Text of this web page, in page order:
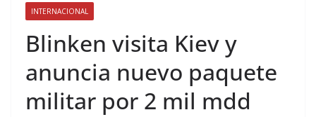
INTERNACIONAL
Blinken visita Kiev y
anuncia nuevo paquete
militar por 2 mil mdd